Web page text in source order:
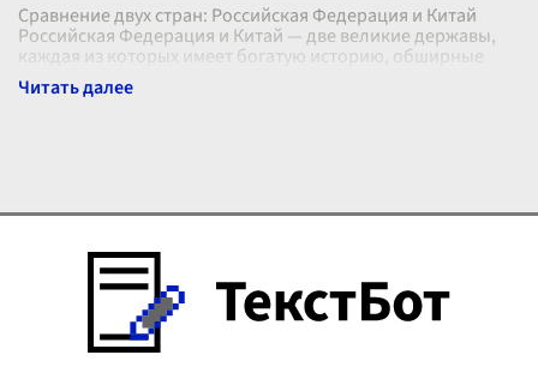
Сравнение двух стран: Российская Федерация и Китай
Российская Федерация и Китай — две великие державы,
каждая из которых имеет богатую историю, обширные
территории и влиятельные к